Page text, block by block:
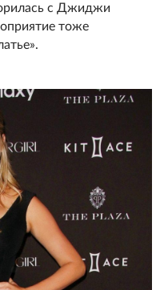
с Джиджи
тоже